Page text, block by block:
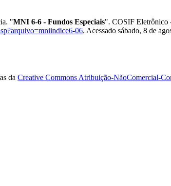
"MNI 6-6 - Fundos Especiais". COSIF Eletrônico
06. Acessado sábado, 8 de
da Creative Commons Atribuição-NãoComercial-